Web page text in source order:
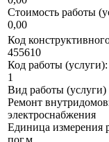
Стоимость работы
0,00
Код
455610
Код работы (услуги):
1
Вид работы
Ремонт
электроснабжения
Единица измерения